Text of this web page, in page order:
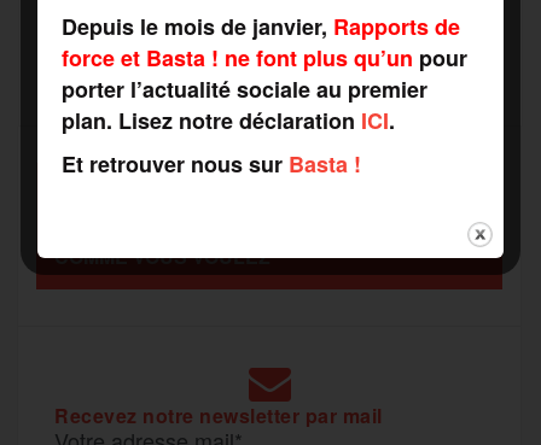
b
o
k
t
e
l a
g
g
m
r
t
a
e
COMME VOUS VOULEZ
Recevez notre newsletter par mail
Depuis le mois de janvier, Rapports de
force et Basta ! ne font plus qu’un pour
porter l’actualité sociale au premier
plan. Lisez notre déclaration ICI.
Et retrouver nous sur Basta !